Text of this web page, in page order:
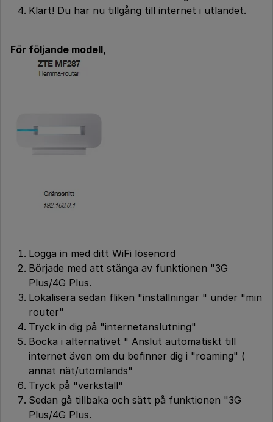
Klart! Du har nu tillgång till internet i utlandet.
För följande modell,
Logga in med ditt WiFi lösenord
Började med att stänga av funktionen "3G
Plus/4G Plus.
Lokalisera sedan fliken "inställningar " under "min
router"
Tryck in dig på "internetanslutning"
Bocka i alternativet " Anslut automatiskt till
internet även om du befinner dig i "roaming" (
annat nät/utomlands"
Tryck på "verkställ"
Sedan gå tillbaka och sätt på funktionen "3G
Plus/4G Plus.